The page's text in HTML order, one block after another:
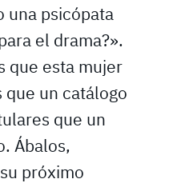
una psicópata
el drama?».
que esta mujer
un catálogo
que un
Ábalos,
próximo